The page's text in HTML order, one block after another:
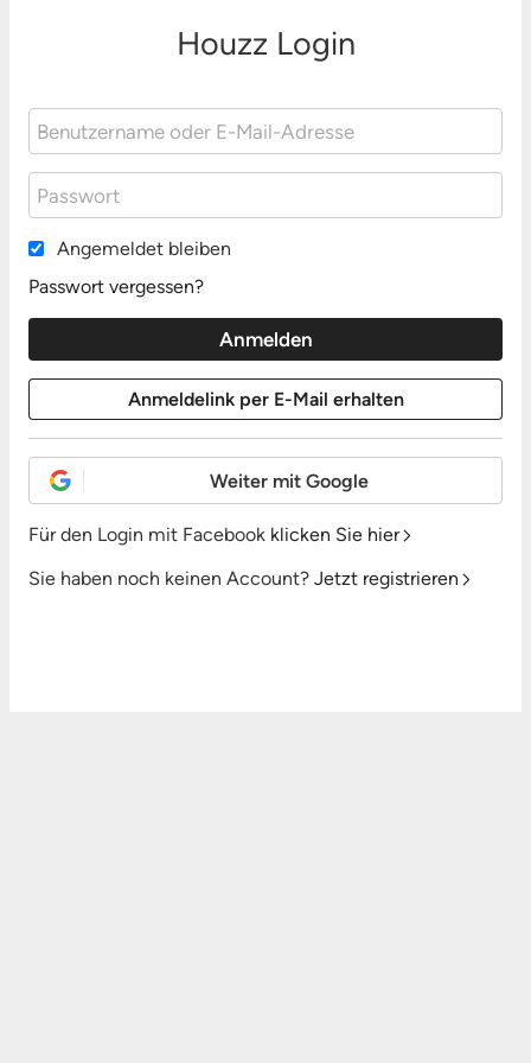
Houzz Login
Angemeldet bleiben
Passwort vergessen?
Weiter mit Google
Für den Login mit Facebook klicken Sie hier
Sie haben noch keinen Account? Jetzt registrieren